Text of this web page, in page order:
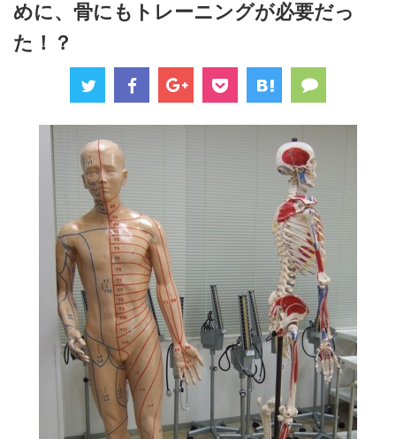
めに、骨にもトレーニングが必要だっ
た！？